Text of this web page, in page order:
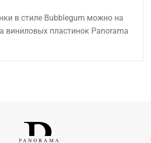
в стиле Bubblegum можно на
виниловых пластинок Panorama